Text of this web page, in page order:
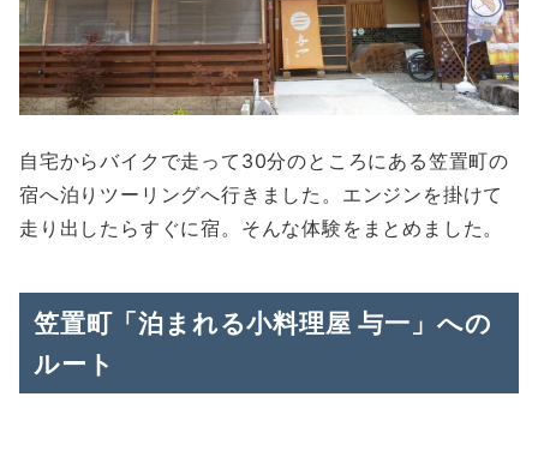
自宅からバイクで走って30分のところにある笠置町の
宿へ泊りツーリングへ行きました。エンジンを掛けて
走り出したらすぐに宿。そんな体験をまとめました。
笠置町「泊まれる小料理屋 与一」への
ルート